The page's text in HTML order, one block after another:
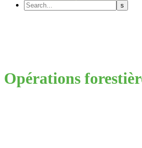
Opérations